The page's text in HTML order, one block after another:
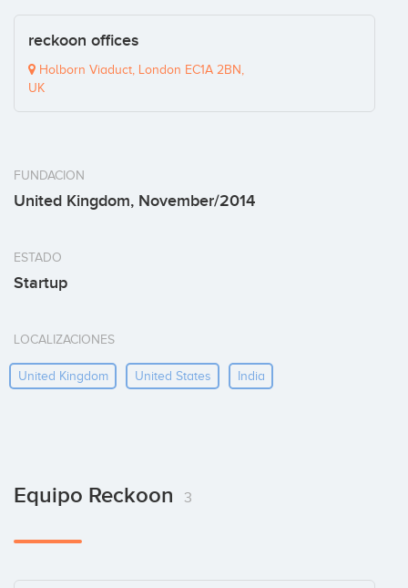
reckoon offices
Holborn Viaduct, London EC1A 2BN,
UK
FUNDACION
United Kingdom, November/2014
ESTADO
Startup
LOCALIZACIONES
United Kingdom United States India
Equipo Reckoon 3